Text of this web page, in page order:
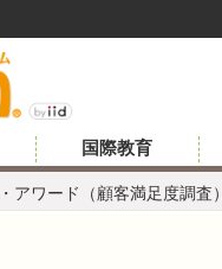
アワード（顧客満足度調査）
国際教育